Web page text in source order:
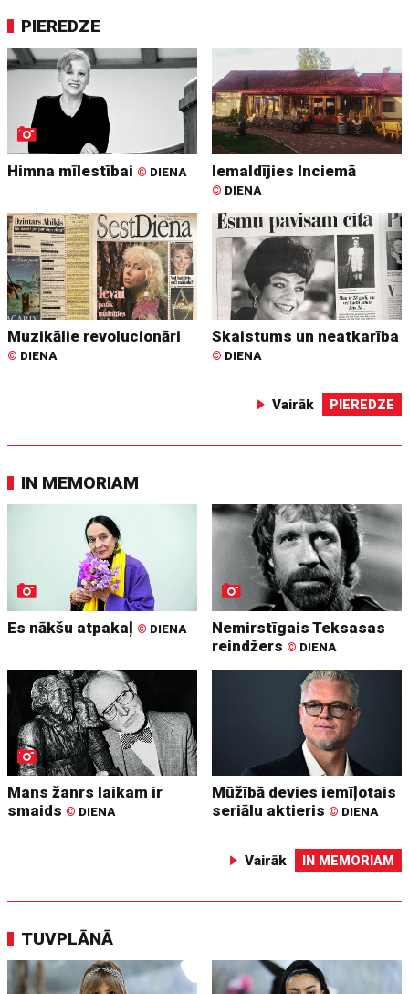
PIEREDZE
Himna mīlestībai © DIENA Iemaldījies Inciemā
© DIENA
Muzikālie revolucionāri
© DIENA
Skaistums un neatkarība
© DIENA
Vairāk PIEREDZE
IN MEMORIAM
Es nākšu atpakaļ © DIENA
Nemirstīgais Teksasas
reindžers © DIENA
Mans žanrs laikam ir
smaids © DIENA
Mūžībā devies iemīļotais
seriālu aktieris © DIENA
Vairāk IN MEMORIAM
TUVPLĀNĀ